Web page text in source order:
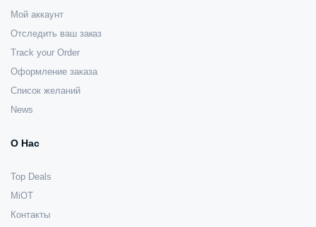
Мой аккаунт
Отследить ваш заказ
Track your Order
Оформление заказа
Список желаний
News
О Нас
Top Deals
MiOT
Контакты